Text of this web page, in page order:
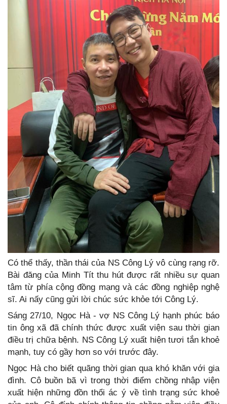
Có thể thấy, thần thái của NS Công Lý vô cùng rạng rỡ.
Bài đăng của Minh Tít thu hút được rất nhiều sự quan
tâm từ phía cộng đồng mạng và các đồng nghiệp nghệ
sĩ. Ai nấy cũng gửi lời chúc sức khỏe tới Công Lý.
Sáng 27/10, Ngọc Hà - vợ NS Công Lý hạnh phúc báo
tin ông xã đã chính thức được xuất viện sau thời gian
điều trị chữa bệnh. NS Công Lý xuất hiện tươi tắn khoẻ
mạnh, tuy có gầy hơn so với trước đây.
Ngọc Hà cho biết quãng thời gian qua khó khăn với gia
đình. Cô buồn bã vì trong thời điểm chồng nhập viện
xuất hiện những đồn thổi ác ý về tình trạng sức khoẻ